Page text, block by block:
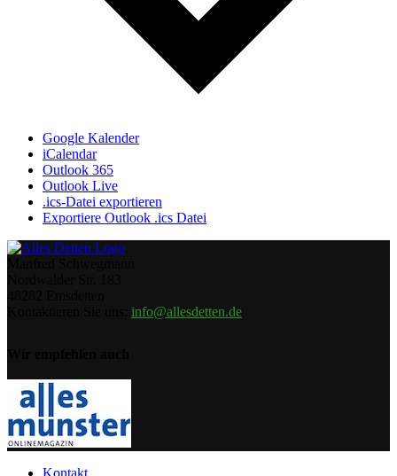
Google Kalender
iCalendar
Outlook 365
Outlook Live
.ics-Datei exportieren
Exportiere Outlook .ics Datei
info@allesdetten.de